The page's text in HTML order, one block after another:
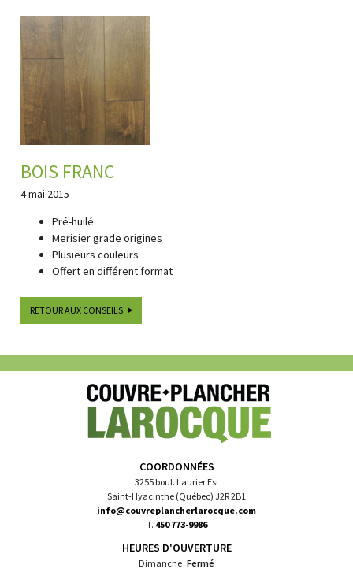
BOIS FRANC
4 mai 2015
Pré-huilé
Merisier grade origines
Plusieurs couleurs
Offert en différent format
RETOUR AUX CONSEILS
COORDONNÉES
3255 boul. Laurier Est
Saint-Hyacinthe (Québec) J2R 2B1
info@couvreplancherlarocque.com
T. 450 773-9986
HEURES D'OUVERTURE
Dimanche Fermé